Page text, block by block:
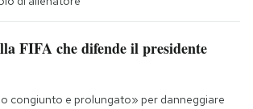
FIFA che difende il presidente
congiunto e prolungato» per danneggiare